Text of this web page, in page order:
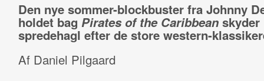
Den nye sommer-blockbuster fra Johnny
holdet bag Pirates of the Caribbean skyder
spredehagl efter de store western-
Af Daniel Pilgaard